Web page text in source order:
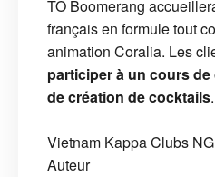
TO Boomerang
français en formule tout
animation Coralia. Les
participer à un cours
de création de cocktails.
Vietnam Kappa Clubs
Auteur